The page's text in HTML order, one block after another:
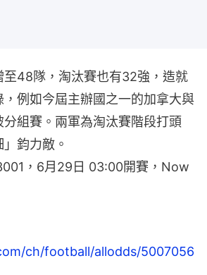
至48隊，淘汰賽也有32強，造就
例如今屆主辦國之一的加拿大與
組賽。兩軍為淘汰賽階段打頭
鈞力敵。
，6月29日 03:00開賽，Now
ch/football/allodds/5007056